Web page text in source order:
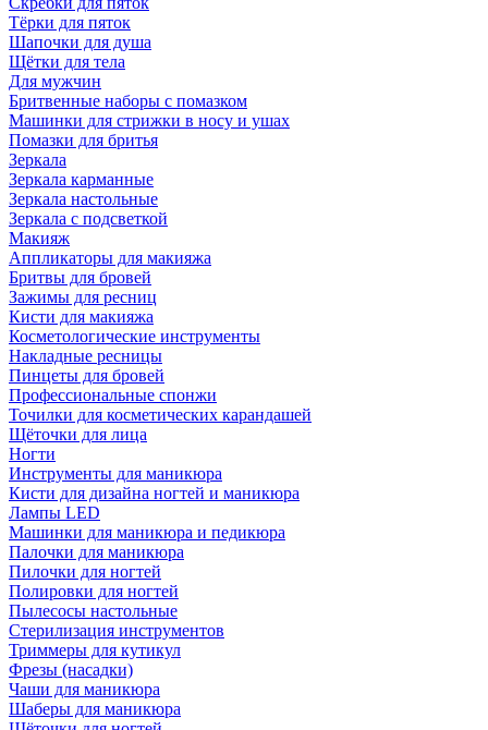
Тёрки для пяток
Шапочки для душа
Щётки для тела
Для мужчин
Бритвенные наборы с помазком
Машинки для стрижки в носу и ушах
Помазки для бритья
Зеркала
Зеркала карманные
Зеркала настольные
Зеркала с подсветкой
Макияж
Аппликаторы для макияжа
Бритвы для бровей
Зажимы для ресниц
Кисти для макияжа
Косметологические инструменты
Накладные ресницы
Пинцеты для бровей
Профессиональные спонжи
Точилки для косметических карандашей
Щёточки для лица
Ногти
Инструменты для маникюра
Кисти для дизайна ногтей и маникюра
Лампы LED
Машинки для маникюра и педикюра
Палочки для маникюра
Пилочки для ногтей
Полировки для ногтей
Пылесосы настольные
Стерилизация инструментов
Триммеры для кутикул
Фрезы (насадки)
Чаши для маникюра
Шаберы для маникюра